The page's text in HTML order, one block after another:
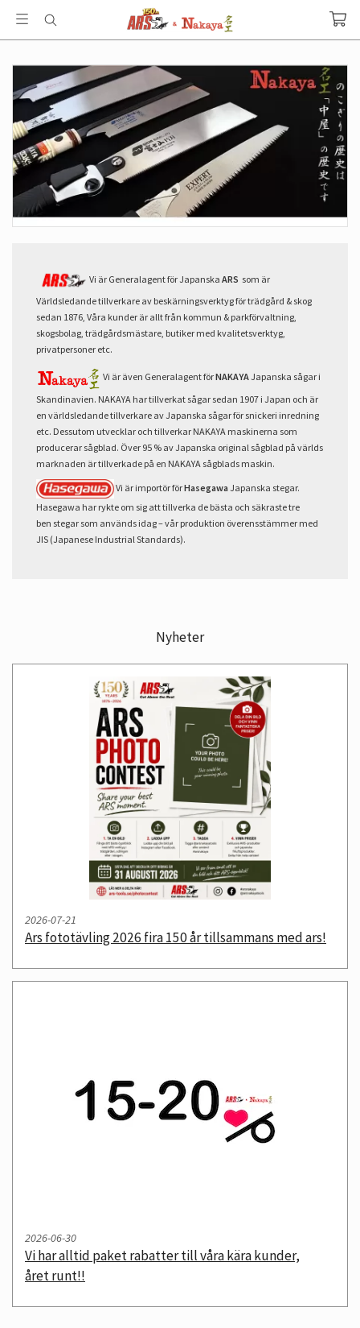
Vi är Generalagent för Japanska ARS som är
Världsledande tillverkare av beskärningsverktyg för trädgård & skog
sedan 1876, Våra kunder är allt från kommun & parkförvaltning,
skogsbolag, trädgårdsmästare, butiker med kvalitetsverktyg,
privatpersoner etc.
Vi är även Generalagent förNAKAYAJapanska sågar i
Skandinavien. NAKAYA har tillverkat sågar sedan 1907 i Japan och är
en världsledande tillverkare av Japanska sågar för snickeri inredning
etc. Dessutom utvecklar och tillverkar NAKAYA maskinerna som
producerar sågblad. Över 95 % av Japanska original sågblad på världs
marknaden är tillverkade på en NAKAYA sågblads maskin.
Vi är importör förHasegawa Japanska stegar.
Hasegawa har rykte om sig att tillverka de bästa och säkraste tre
ben stegar som används idag – vår produktion överensstämmer med
JIS (Japanese Industrial Standards).
Nyheter
2026-07-21
ars fototävling 2026 fira 150 år tillsammans med ars!
2026-06-30
vi har alltid paket rabatter till våra kära kunder,
året runt!!